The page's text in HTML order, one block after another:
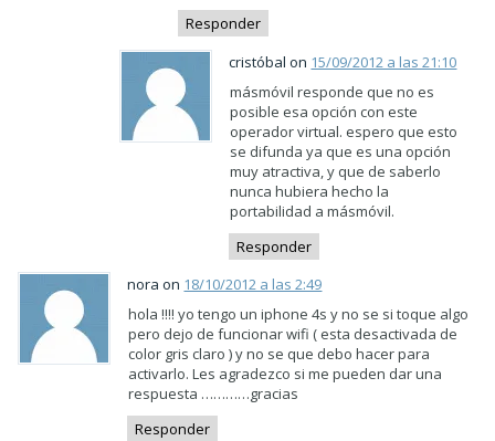
Responder
cristóbal on 15/09/2012 a las 21:10
másmóvil responde que no es
posible esa opción con este
operador virtual. espero que esto
se difunda ya que es una opción
muy atractiva, y que de saberlo
nunca hubiera hecho la
portabilidad a másmóvil.
Responder
nora on 18/10/2012 a las 2:49
hola !!!! yo tengo un iphone 4s y no se si toque algo
pero dejo de funcionar wifi ( esta desactivada de
color gris claro ) y no se que debo hacer para
activarlo. Les agradezco si me pueden dar una
respuesta …………gracias
Responder